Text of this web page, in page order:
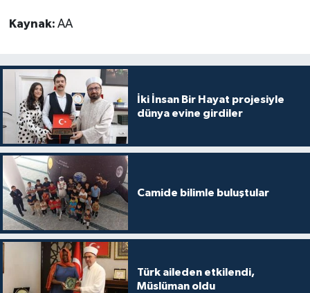
Kaynak: AA
İki İnsan Bir Hayat projesiyle
dünya evine girdiler
Camide bilimle buluştular
Türk aileden etkilendi,
Müslüman oldu